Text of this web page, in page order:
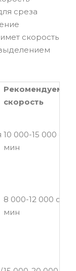
среза
скорость
Рекомендуемая
скорость
10 000-15 000 об/
мин
8 000-12 000 об/
мин